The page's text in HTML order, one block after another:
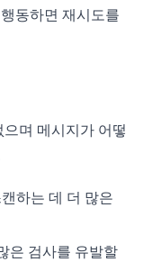
동하면 재시도를
며 메시지가 어떻
하는 데 더 많은
은 검사를 유발할